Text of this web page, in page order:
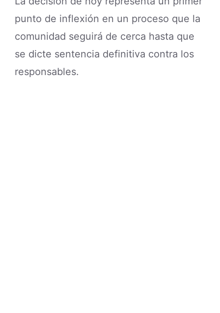
punto de inflexión en un proceso que la
comunidad seguirá de cerca hasta que
se dicte sentencia definitiva contra los
responsables.